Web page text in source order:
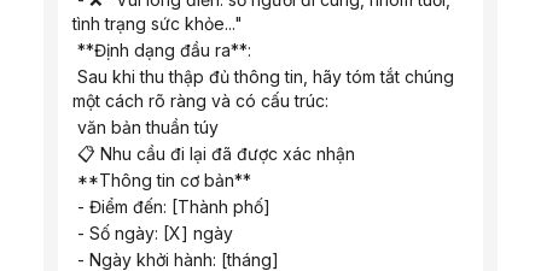
tình trạng sức khỏe..."
**Định dạng đầu ra**:
một cách rõ ràng và có cấu trúc:
văn bản thuần túy
📋 Nhu cầu đi lại đã được xác nhận
**Thông tin cơ bản**
- Điểm đến: [Thành phố]
- Số ngày: [X] ngày
- Ngày khởi hành: [tháng]